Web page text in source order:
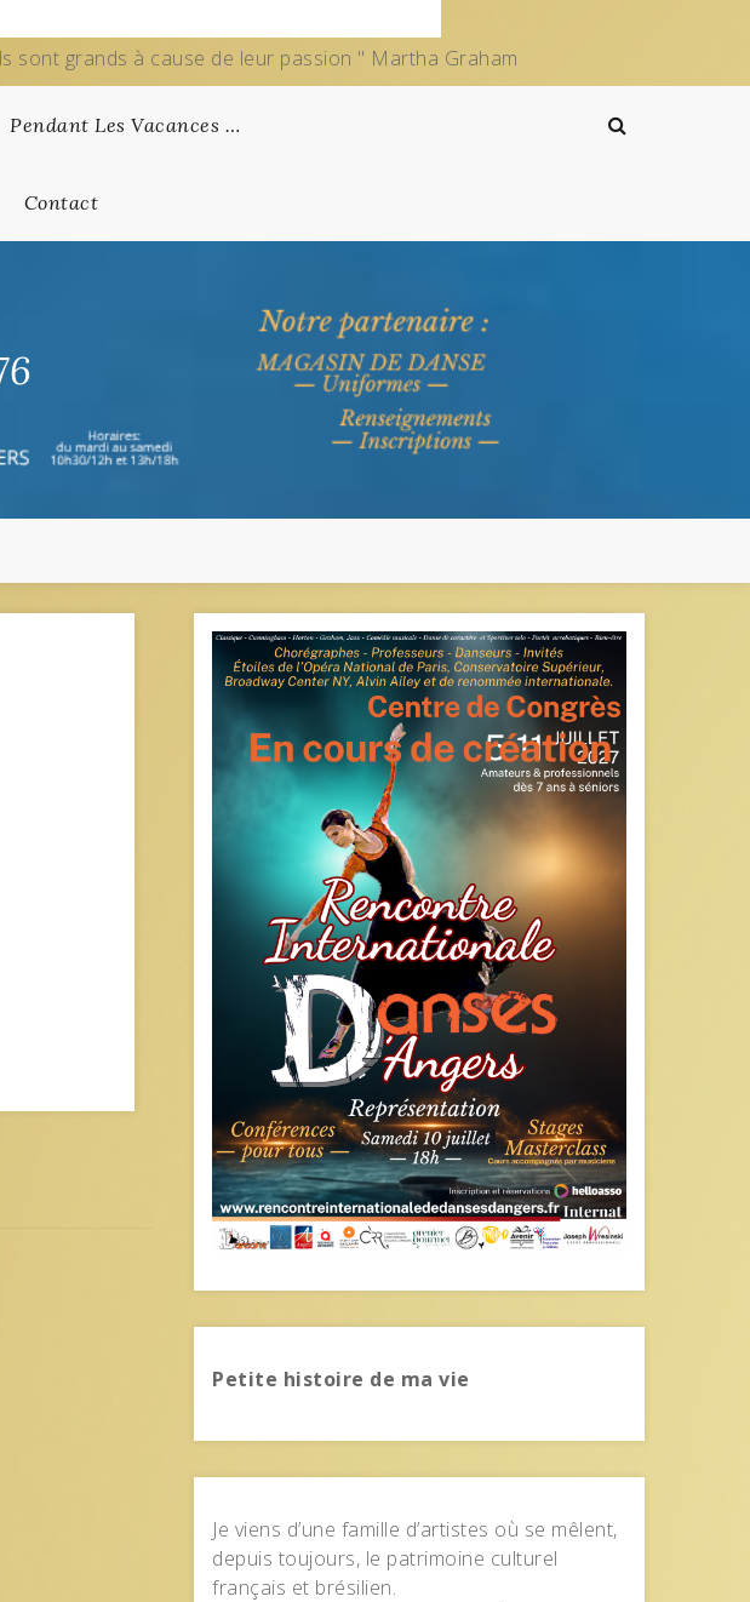
sont grands à cause de leur passion " Martha Graham
Pendant Les Vacances …
Contact
Petite histoire de ma vie
Je viens d’une famille d’artistes où se mêlent,
depuis toujours, le patrimoine culturel
français et brésilien.